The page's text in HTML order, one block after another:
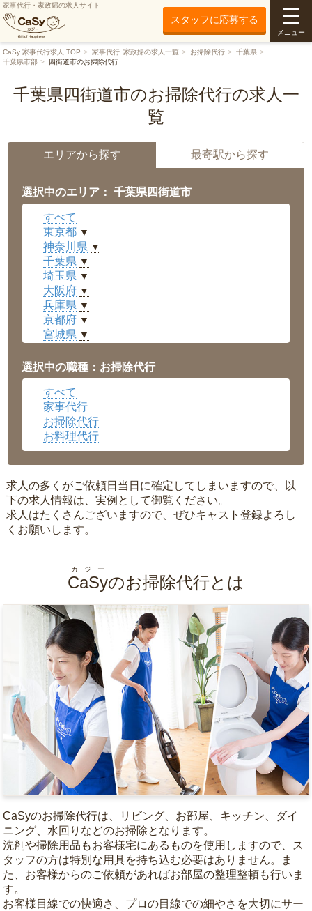
家事代行・家政婦の求人サイト
スタッフに応募する
メニュー
CaSy 家事代行求人 TOP 家事代行･家政婦の求人一覧 お掃除代行
千葉県
千葉県市部
四街道市のお掃除代行
千葉県四街道市のお掃除代行の求人一
覧
エリアから探す 最寄駅から探す
選択中のエリア： 千葉県四街道市
すべて
東京都 ▼
神奈川県 ▼
千葉県 ▼
埼玉県 ▼
大阪府 ▼
兵庫県 ▼
京都府 ▼
宮城県 ▼
福井県 ▼
岡山県 ▼
広島県
沖縄県 ▼
選択中の職種：お掃除代行
すべて
家事代行
お掃除代行
お料理代行
求人の多くがご依頼日当日に確定してしまいますので、以
下の求人情報は、実例として御覧ください。
求人はたくさんございますので、ぜひキャスト登録よろし
くお願いします。
CaSy
カジー
のお掃除代行とは
CaSyのお掃除代行は、リビング、お部屋、キッチン、ダイ
ニング、水回りなどのお掃除となります。
洗剤や掃除用品もお客様宅にあるものを使用しますので、ス
タッフの方は特別な用具を持ち込む必要はありません。ま
た、お客様からのご依頼があればお部屋の整理整頓も行いま
す。
お客様目線での快適さ、プロの目線での細やさを大切にサー